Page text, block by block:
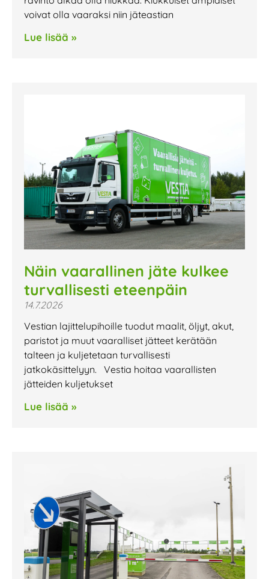
voivat olla vaaraksi niin jäteastian
Lue lisää »
Näin vaarallinen jäte kulkee
turvallisesti eteenpäin
14.7.2026
Vestian lajittelupihoille tuodut maalit, öljyt, akut,
paristot ja muut vaaralliset jätteet kerätään
talteen ja kuljetetaan turvallisesti
jatkokäsittelyyn. Vestia hoitaa vaarallisten
jätteiden kuljetukset
Lue lisää »